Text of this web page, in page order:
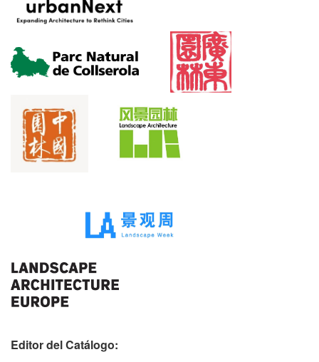
Editor del Catálogo: